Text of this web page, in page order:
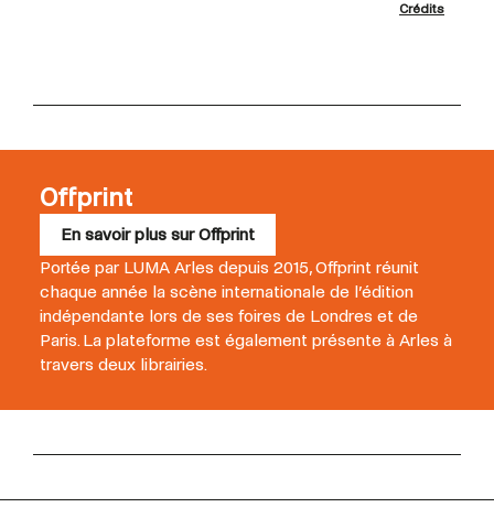
Crédits
Offprint
En savoir plus sur Offprint
Portée par LUMA Arles depuis 2015, Offprint réunit
chaque année la scène internationale de l’édition
indépendante lors de ses foires de Londres et de
Paris. La plateforme est également présente à Arles à
travers deux librairies.